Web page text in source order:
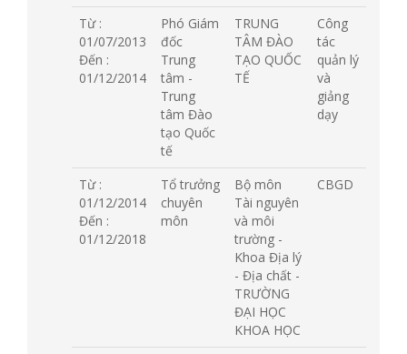
Từ :
01/07/2013
Đến :
01/12/2014
Phó Giám
đốc
Trung
tâm -
Trung
tâm Đào
tạo Quốc
tế
TRUNG
TÂM ĐÀO
TẠO QUỐC
TẾ
Công
tác
quản lý
và
giảng
dạy
Từ :
01/12/2014
Đến :
01/12/2018
Tổ trưởng
chuyên
môn
Bộ môn
Tài nguyên
và môi
trường -
Khoa Địa lý
- Địa chất -
TRƯỜNG
ĐẠI HỌC
KHOA HỌC
CBGD